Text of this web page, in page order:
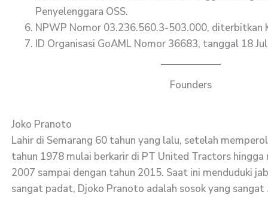
Penyelenggara OSS.
NPWP Nomor 03.236.560.3-503.000, diterbitkan
ID Organisasi GoAML Nomor 36683, tanggal 18
Founders
Joko Pranoto
Lahir di Semarang 60 tahun yang lalu, setelah
tahun 1978 mulai berkarir di PT United Tractors
2007 sampai dengan tahun 2015. Saat ini menduduki
sangat padat, Djoko Pranoto adalah sosok yang sangat